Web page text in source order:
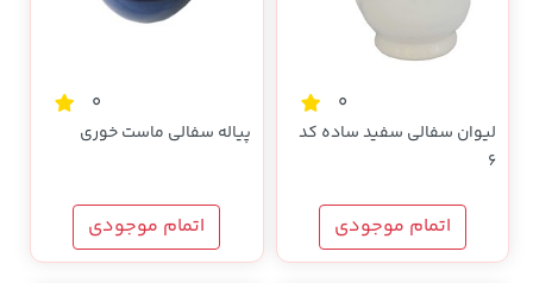
0
لیوان سفالی سفید ساده کد
6
اتمام موجودی
0
پیاله سفالی ماست خوری
اتمام موجودی